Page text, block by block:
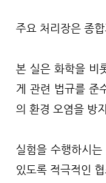
주요 처리장은 종
본 실은 화학을 비
게 관련 법규를 준
의 환경 오염을 방
실험을 수행하시
있도록 적극적인